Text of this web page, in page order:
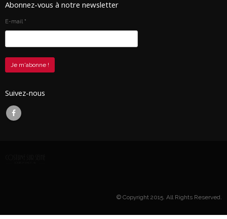
Abonnez-vous à notre newsletter
E-mail *
Suivez-nous
© Copyright 2015. All Rights Reserved.